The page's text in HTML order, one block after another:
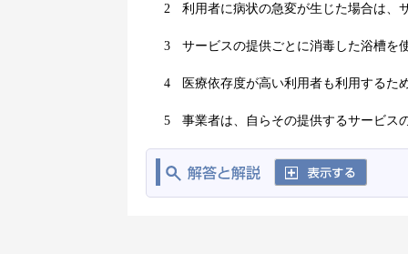
2 利用者に病状の急変が生じた場合は、
3 サービスの提供ごとに消毒した浴槽を
4 医療依存度が高い利用者も利用するた
5 事業者は、自らその提供するサービス